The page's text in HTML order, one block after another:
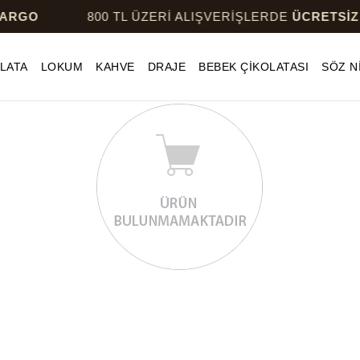
800 TL ÜZERİ ALIŞVERİŞLERDEÜCRETSİZ
LOKUM KAHVE DRAJE BEBEK ÇİKOLATASI SÖZ